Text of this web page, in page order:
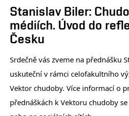
Stanislav Biler:
médiích. Úvod do
Česku
Srdečně vás zveme na přednášku
uskuteční v rámci celofakultního
Vektor chudoby. Více informací o
přednáškách k Vektoru chudoby